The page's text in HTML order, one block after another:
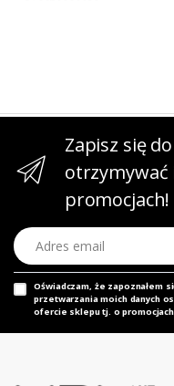
Zapisz się
otrzymywać
promocjach!
Adres email
Oświadczam, że zapoznałem
przetwarzania moich danych
ofercie sklepu tj. o